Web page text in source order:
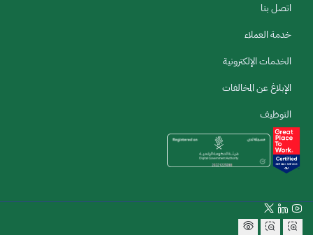
اتصل بنا
خدمة العملاء
الخدمات الإلكترونية
الإبلاغ عن المخالفات
التوظيف